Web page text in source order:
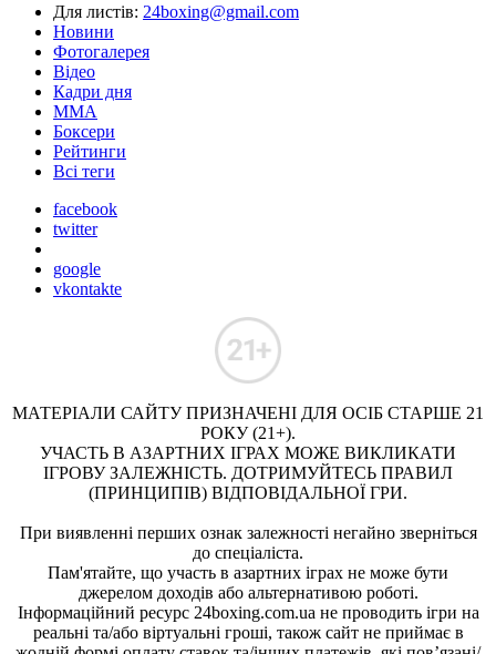
Для листів: 24boxing@gmail.com
Новини
Фотогалерея
Відео
Кадри дня
ММА
Боксери
Рейтинги
Всі теги
facebook
twitter
google
vkontakte
МАТЕРІАЛИ САЙТУ ПРИЗНАЧЕНІ ДЛЯ ОСІБ СТАРШЕ 21
РОКУ (21+).
УЧАСТЬ В АЗАРТНИХ ІГРАХ МОЖЕ ВИКЛИКАТИ
ІГРОВУ ЗАЛЕЖНІСТЬ. ДОТРИМУЙТЕСЬ ПРАВИЛ
(ПРИНЦИПІВ) ВІДПОВІДАЛЬНОЇ ГРИ.
При виявленні перших ознак залежності негайно зверніться
до спеціаліста.
Пам'ятайте, що участь в азартних іграх не може бути
джерелом доходів або альтернативою роботі.
Інформаційний ресурс 24boxing.com.ua не проводить ігри на
реальні та/або віртуальні гроші, також сайт не приймає в